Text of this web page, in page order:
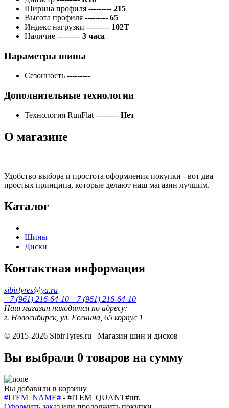
Ширина профиля --------- 215
Высота профиля --------- 65
Индекс нагрузки --------- 102T
Наличие --------- 3 часа
Параметры шины
Сезонность ---------
Дополнительные технологии
Технология RunFlat --------- Нет
О магазине
Удобство выбора и простота оформления покупки - вот два
простых принципа, которые делают наш магазин лучшим.
Каталог
Шины
Диски
Контактная информация
sibirtyres@ya.ru
+7 (961) 216-64-10 +7 (961) 216-64-10
Наш магазин находится по адресу:
г. Новосибирск, ул. Есенина, 65 корпус 1
© 2015-2026 SibirTyres.ru Магазин шин и дисков
Вы выбрали 0 товаров на сумму
Вы добавили в корзину
#ITEM_NAME# - #ITEM_QUANT#шт.